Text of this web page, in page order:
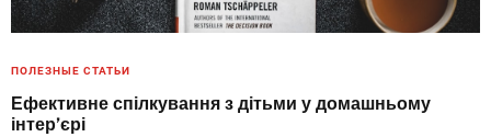
ПОЛЕЗНЫЕ СТАТЬИ
Ефективне спілкування з дітьми у домашньому
інтер’єрі